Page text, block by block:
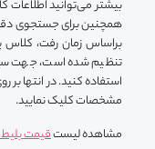
بیشتر می‌توانید اطلاعات
همچنین برای جستجوی
براساس زمان رفت، کلاس
تنظیم شده است، جهت
استفاده کنید. در انتها
مشخصات کلیک نمایید.
مشاهده لیستقیمت بلیط